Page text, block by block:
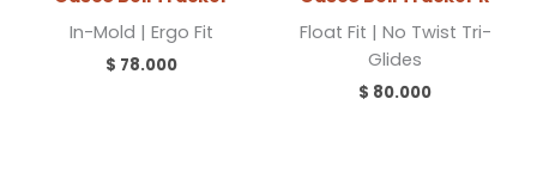
In-Mold | Ergo Fit
$ 78.000
Float Fit | No Twist Tri-
Glides
$ 80.000